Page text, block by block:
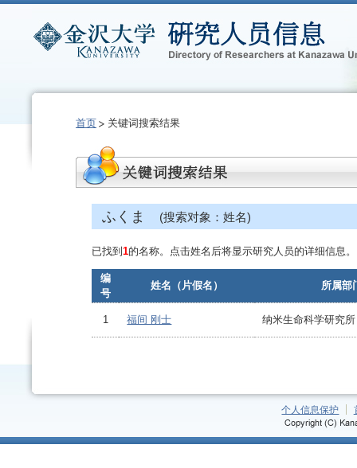
首页 关键词搜索结果
ふくま (搜索对象：姓名)
已找到 1的名称。点击姓名后将显示研究人员的详细信息。
编
号
姓名（片假名） 所属部
1 福间 刚士 纳米生命科学研究所
个人信息保护